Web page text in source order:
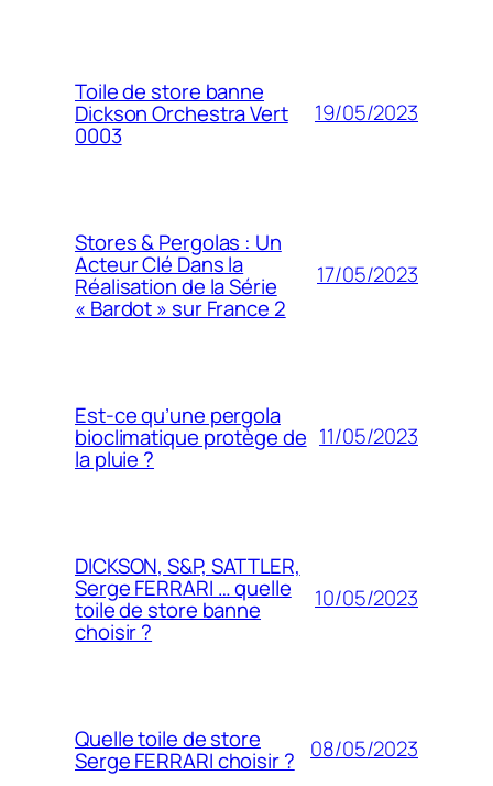
Toile de store banne
Dickson Orchestra Vert
0003
19/05/2023
Stores & Pergolas : Un
Acteur Clé Dans la
Réalisation de la Série
« Bardot » sur France 2
17/05/2023
Est-ce qu’une pergola
bioclimatique protège de
la pluie ?
11/05/2023
DICKSON, S&P, SATTLER,
Serge FERRARI … quelle
toile de store banne
choisir ?
10/05/2023
Quelle toile de store
Serge FERRARI choisir ? 08/05/2023